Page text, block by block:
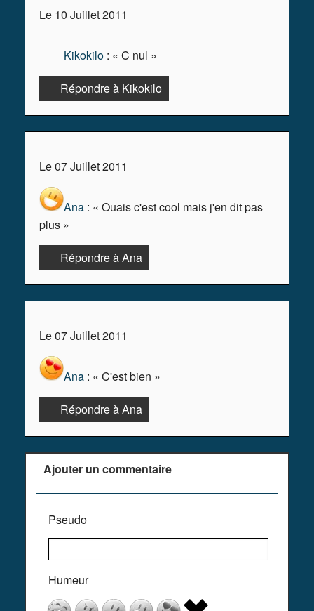
Le 10 Juillet 2011
Kikokilo : « C nul »
Répondre à Kikokilo
Le 07 Juillet 2011
Ana : « Ouais c'est cool mais j'en dit pas
plus »
Répondre à Ana
Le 07 Juillet 2011
Ana : « C'est bien »
Répondre à Ana
Ajouter un commentaire
Pseudo
Humeur